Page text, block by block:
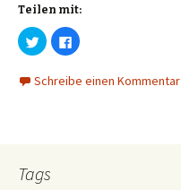
Teilen mit:
K
l
k
w
K
l
k
Schreibe einen Kommentar
Tags